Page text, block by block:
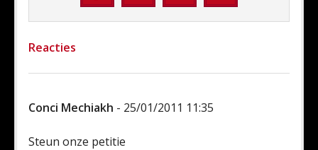
Reacties
Conci Mechiakh - 25/01/2011 11:35
Steun onze petitie